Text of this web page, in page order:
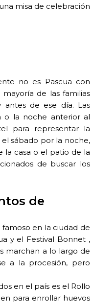
misa de celebración
no es Pascua con
de las familias
antes de ese día. Las
o la noche anterior al
para representar la
el sábado por la noche,
la casa o el patio de la
de buscar los
de
en la ciudad de
y el Festival Bonnet ,
marchan a lo largo de
a la procesión, pero
en el país es el Rollo
para enrollar huevos